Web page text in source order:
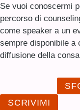
Se vuoi conoscermi
percorso di
come speaker a un
sempre disponibile a
diffusione della
SCRIVIMI